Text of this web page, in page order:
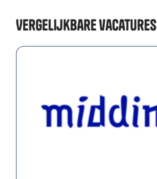
Vergelijkbare vacatures